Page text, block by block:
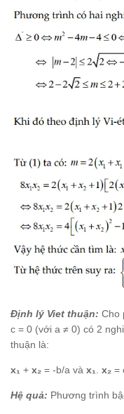
Định lý Viet thuận: Cho
c = 0 (với a ≠ 0) có 2
thuận là:
x₁ + x₂ = -b/a và x₁ x₂ =
Hệ quả: Phương trình